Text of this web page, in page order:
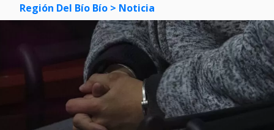
Región Del Bío Bío > Noticia